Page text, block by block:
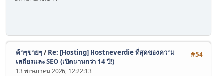
#54
ค้าๆขายๆ/ Re: [Hosting] Hostneverdie ที่สุดของความ
เสถียรและ SEO (เปิดนานกว่า 14 ปี!)
13 พฤษภาคม 2026, 12:22:13